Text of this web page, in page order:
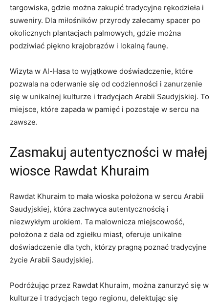
targowiska, gdzie można zakupić tradycyjne⁤ rękodzieła i
suweniry. Dla miłośników przyrody zalecamy spacer po
okolicznych plantacjach palmowych, gdzie można
‍podziwiać piękno krajobrazów i lokalną faunę.
Wizyta​ w Al-Hasa to wyjątkowe doświadczenie, które
pozwala na oderwanie się od codzienności i zanurzenie
się w unikalnej kulturze ‍i tradycjach Arabii Saudyjskiej. To⁢
miejsce, które zapada w pamięć i pozostaje w sercu ⁢na
zawsze.
Zasmakuj autentyczności w ⁤małej
‍wiosce Rawdat Khuraim
Rawdat Khuraim to mała⁤ wioska położona ‍w‍ sercu Arabii
Saudyjskiej, która zachwyca ​autentycznością i
niezwykłym urokiem. Ta malownicza miejscowość,
położona z dala ‌od zgiełku miast, oferuje unikalne​
doświadczenie dla tych, którzy ‍pragną poznać⁣ tradycyjne
życie Arabii Saudyjskiej.
Podróżując przez Rawdat Khuraim, można⁢ zanurzyć się w
kulturze i tradycjach tego regionu, delektując się